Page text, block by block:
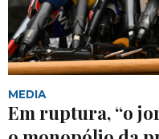
MEDIA
Em ruptura, “o